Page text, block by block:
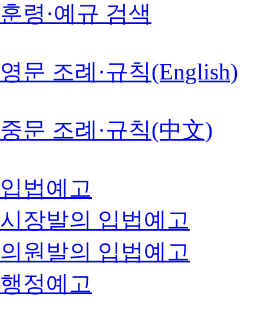
훈령·예규 검색
영문 조례·규칙(English)
중문 조례·규칙(中文)
입법예고
시장발의 입법예고
의원발의 입법예고
행정예고